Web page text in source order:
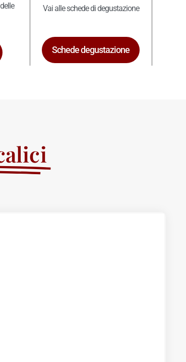
Vai alle schede di degustazione
Schede degustazione